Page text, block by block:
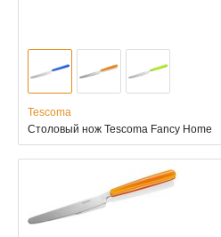
Tescoma
Столовый нож Tescoma Fancy Home